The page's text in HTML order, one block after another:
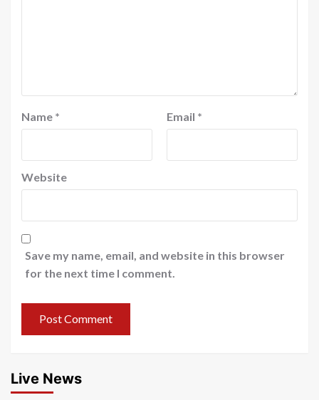
Name * Email *
Website
Save my name, email, and website in this browser
for the next time I comment.
Live News